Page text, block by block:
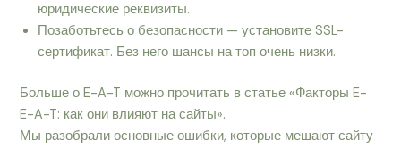
юридические реквизиты.
Позаботьтесь о безопасности — установите SSL-
сертификат. Без него шансы на топ очень низки.
Больше о E-A-T можно прочитать в статье «Факторы E-
E-A-T: как они влияют на сайты».
Мы разобрали основные ошибки, которые мешают сайту